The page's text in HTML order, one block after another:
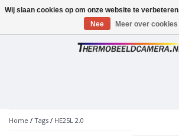
Toggle
Home / Tags / HE25L 2.0
Wij slaan cookies op om onze website te
Nee
Meer over cookies